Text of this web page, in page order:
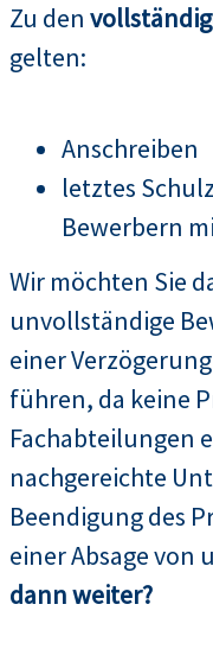
Zu den
gelten:
Anschreiben
letztes
Bewerbern
Wir möchten Sie
unvollständige
einer
führen, da keine
Fachabteilungen
nachgereichte
Beendigung des
einer Absage von
dann weiter?